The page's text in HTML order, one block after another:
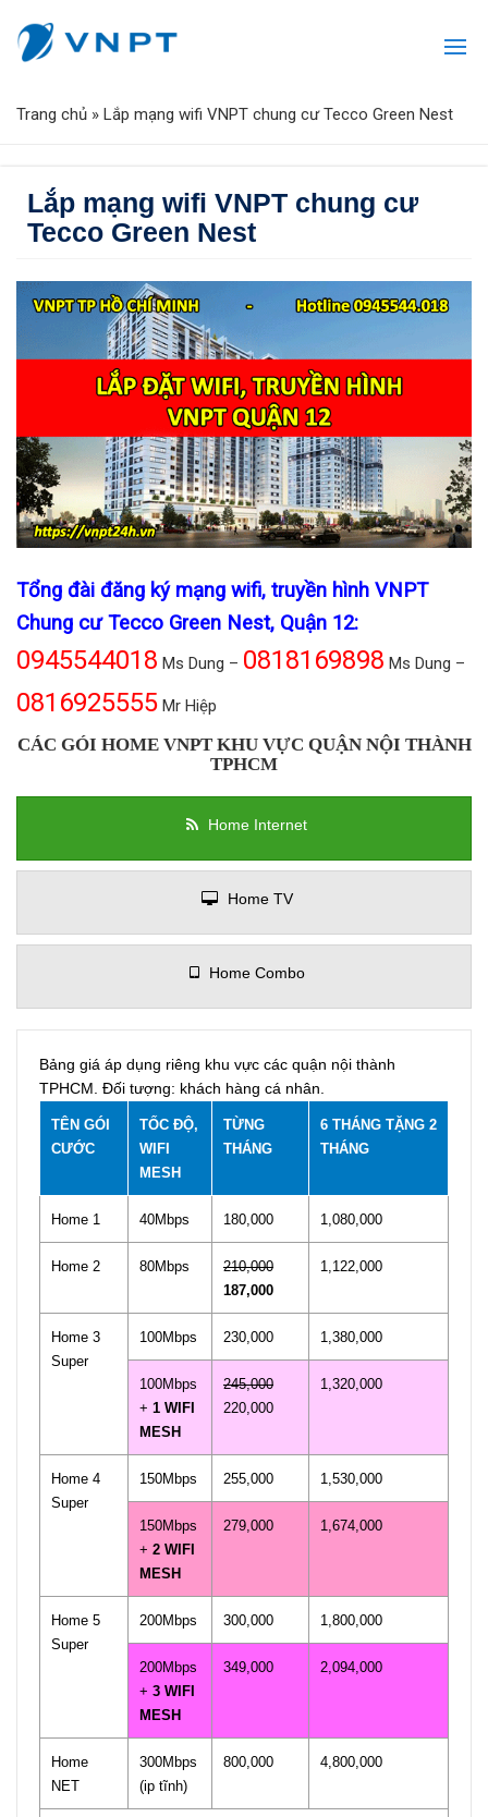
Trang chủ » Lắp mạng wifi VNPT chung cư Tecco Green Nest
Lắp mạng wifi VNPT chung cư
Tecco Green Nest
Tổng đài đăng ký mạng wifi, truyền hình VNPT
Chung cư Tecco Green Nest, Quận 12:
0945544018 Ms Dung – 0818169898 Ms Dung –
0816925555 Mr Hiệp
CÁC GÓI HOME VNPT KHU VỰC QUẬN NỘI THÀNH
TPHCM
Home Internet
Home TV
Home Combo
Bảng giá áp dụng riêng khu vực các quận nội thành
TPHCM. Đối tượng: khách hàng cá nhân.
TÊN GÓI
CƯỚC
TỐC ĐỘ,
WIFI
MESH
TỪNG
THÁNG
6 THÁNG TẶNG 2
THÁNG
Home 1 40Mbps 180,000 1,080,000
Home 2 80Mbps
210,000
187,000
1,122,000
Home 3
Super
100Mbps 230,000 1,380,000
100Mbps
+ 1 WIFI
MESH
245,000
220,000
1,320,000
Home 4
Super
150Mbps 255,000 1,530,000
150Mbps
+ 2 WIFI
MESH
279,000 1,674,000
Home 5
Super
200Mbps 300,000 1,800,000
200Mbps
+ 3 WIFI
MESH
349,000 2,094,000
Home
NET
300Mbps
(ip tĩnh)
800,000 4,800,000